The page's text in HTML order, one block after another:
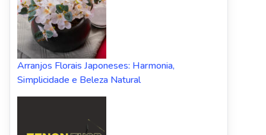
Arranjos Florais Japoneses: Harmonia,
Simplicidade e Beleza Natural